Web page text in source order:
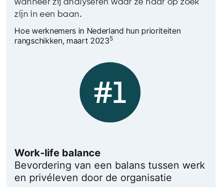
zijn in een baan.
Hoe werknemers in Nederland hun prioriteiten
rangschikken, maart 20235
Work-life balance
Bevordering van een balans tussen werk
en privéleven door de organisatie